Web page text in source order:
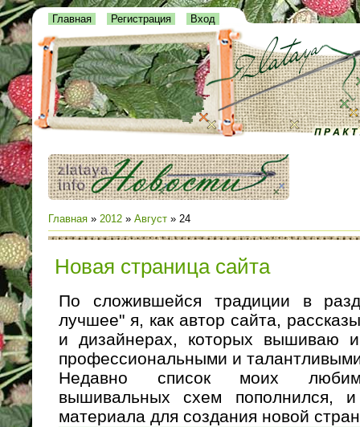
Главная Регистрация Вход
Главная » 2012 » Август » 24
Новая страница сайта
По сложившейся традиции в
лучшее" я, как автор сайта,
и дизайнерах, которых вышиваю
профессиональными и
Недавно список моих
вышивальных схем пополнился,
материала для создания новой